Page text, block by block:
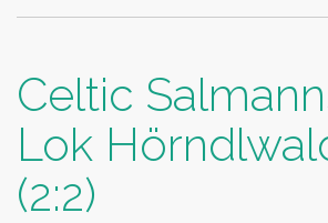
Celtic
Lok
(2:2)